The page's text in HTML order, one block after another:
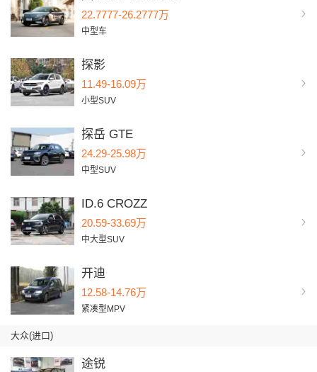
22.7777-26.2777万
中型车
探影
11.49-16.09万
小型SUV
探岳 GTE
24.29-25.98万
中型SUV
ID.6 CROZZ
20.59-33.69万
中大型SUV
开迪
12.58-14.76万
紧凑型MPV
大众(进口)
途锐